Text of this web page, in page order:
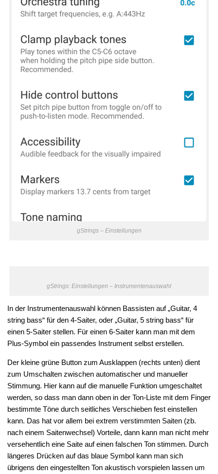
gStrings – Einstellungen
gStrings: Einstellungen – Instrumentenauswahl
In der Instrumentenauswahl können Bassisten auf „Guitar, 4
string bass“ für den 4-Saiter, oder „Guitar, 5 string bass“ für
einen 5-Saiter stellen. Für einen 6-Saiter kann man mit dem
Plus-Symbol ein passendes Instrument selbst erstellen.
Der kleine grüne Button zum Ausklappen (rechts unten) dient
zum Umschalten zwischen automatischer und manueller
Stimmung. Hier kann auf die manuelle Funktion umgeschaltet
werden, so dass man dann oben in der Ton-Liste mit dem Finger
bestimmte Töne durch seitliches Verschieben fest einstellen
kann. Das hat vor allem bei extrem verstimmten Saiten (zb.
nach einem Saitenwechsel) Vorteile, dann kann man nicht mehr
versehentlich eine Saite auf einen falschen Ton stimmen. Durch
längeres Drücken auf das blaue Symbol kann man sich
übrigens den eingestellten Ton akustisch vorspielen lassen um